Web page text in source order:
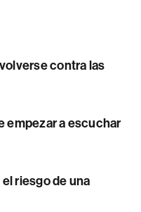
contra las
empezar a escuchar
riesgo de una